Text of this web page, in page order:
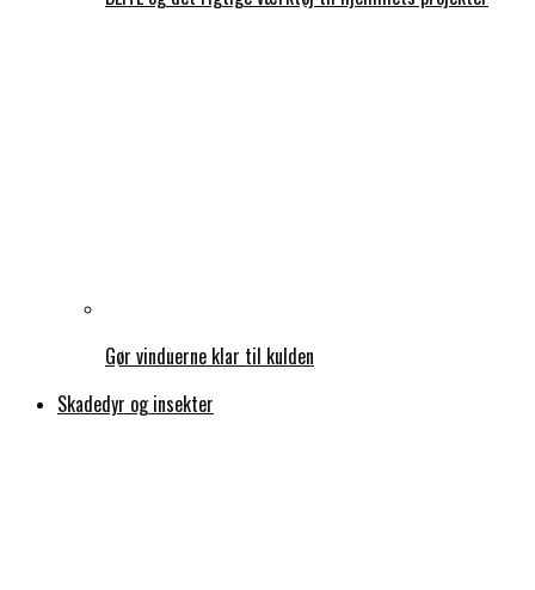
Gør vinduerne klar til kulden
Skadedyr og insekter